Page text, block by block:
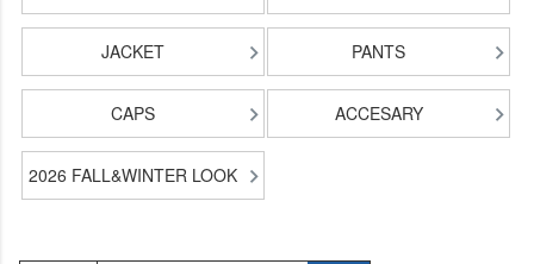
JACKET PANTS
CAPS ACCESARY
2026 FALL&WINTER LOOK